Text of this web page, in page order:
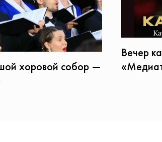
Вечер
хоровой собор —